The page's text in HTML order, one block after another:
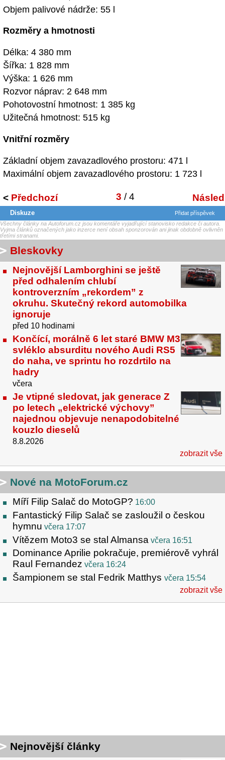
Objem palivové nádrže: 55 l
Rozměry a hmotnosti
Délka: 4 380 mm
Šířka: 1 828 mm
Výška: 1 626 mm
Rozvor náprav: 2 648 mm
Pohotovostní hmotnost: 1 385 kg
Užitečná hmotnost: 515 kg
Vnitřní rozměry
Základní objem zavazadlového prostoru: 471 l
Maximální objem zavazadlového prostoru: 1 723 l
< Předchozí 3 / 4
Diskuze
Přidat příspěvek
Všechny články na Autoforum.cz jsou komentáře vyjadřující stanovisko redakce či autora.
Vyjma článků označených jako inzerce není obsah sponzorován ani jinak obdobně ovlivněn
třetími stranami.
Bleskovky
Nejnovější Lamborghini se ještě
před odhalením chlubí
kontroverzním „rekordem” z
okruhu. Skutečný rekord automobilka
ignoruje
před 10 hodinami
Končící, morálně 6 let staré BMW M3
svléklo absurditu nového Audi RS5
do naha, ve sprintu ho rozdrtilo na
hadry
včera
Je vtipné sledovat, jak generace Z
po letech „elektrické výchovy”
najednou objevuje nenapodobitelné
kouzlo dieselů
8.8.2026
zobrazit vše
Nové na MotoForum.cz
Míří Filip Salač do MotoGP? 16:00
Fantastický Filip Salač se zasloužil o českou
hymnu včera 17:07
Vítězem Moto3 se stal Almansa včera 16:51
Dominance Aprilie pokračuje, premiérově vyhrál
Raul Fernandez včera 16:24
Šampionem se stal Fedrik Matthys včera 15:54
zobrazit vše
Nejnovější články